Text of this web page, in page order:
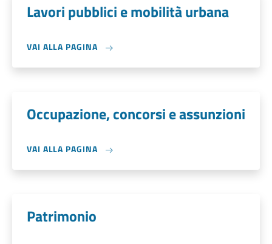
Lavori pubblici e mobilità urbana
VAI ALLA PAGINA
Occupazione, concorsi e assunzioni
VAI ALLA PAGINA
Patrimonio